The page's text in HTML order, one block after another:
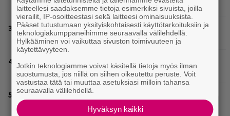
kappaleet sillä kuultiin
Valtava Yle 100 vuotta -tapahtuma Veikkaus Arenalla
syyskuussa – muista myös metalliklassikot-konsertti
Eppu Normaali soitti viimeisen konserttinsa koskaan –
Yle Areenassa nyt dokumentti bändistä
Rushin Neil Peartista ilmestyy ensi kuussa dokumentti
laitteellesi saadaksemme tietoja esimerkiksi sivuista, joilla
vierailit, IP-osoitteestasi sekä laitteesi ominaisuuksista.
Pääset tutustumaan yksityiskohtaisesti käyttötarkoituksiin ja
teknologiakumppaneihimme seuraavalla välilehdellä.
Hylkääminen voi vaikuttaa sivuston toimivuuteen ja
käytettävyyteen.
Jotkin teknologiamme voivat käsitellä tietoja myös ilman
suostumusta, jos niillä on siihen oikeutettu peruste. Voit
vastustaa tätä tai muuttaa asetuksiasi milloin tahansa
seuraavalla välilehdellä.
Hyväksyn kaikki